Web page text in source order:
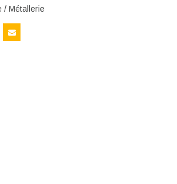
/ Métallerie